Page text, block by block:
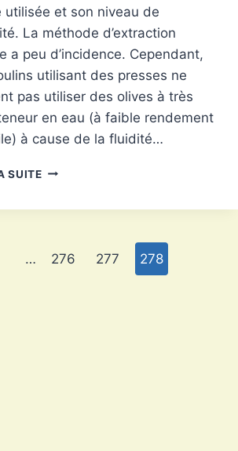
utilisée et son niveau de
La méthode d’extraction
a peu d’incidence. Cependant,
utilisant des presses ne
pas utiliser des olives à très
en eau (à faible rendement
à cause de la fluidité…
SUITEL'HUILE
… 276 277 278